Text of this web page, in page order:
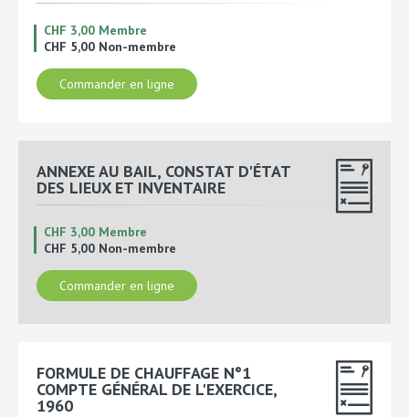
CHF 3,00 Membre
CHF 5,00 Non-membre
Commander en ligne
ANNEXE AU BAIL, CONSTAT D'ÉTAT
DES LIEUX ET INVENTAIRE
CHF 3,00 Membre
CHF 5,00 Non-membre
Commander en ligne
FORMULE DE CHAUFFAGE N°1
COMPTE GÉNÉRAL DE L'EXERCICE,
1960